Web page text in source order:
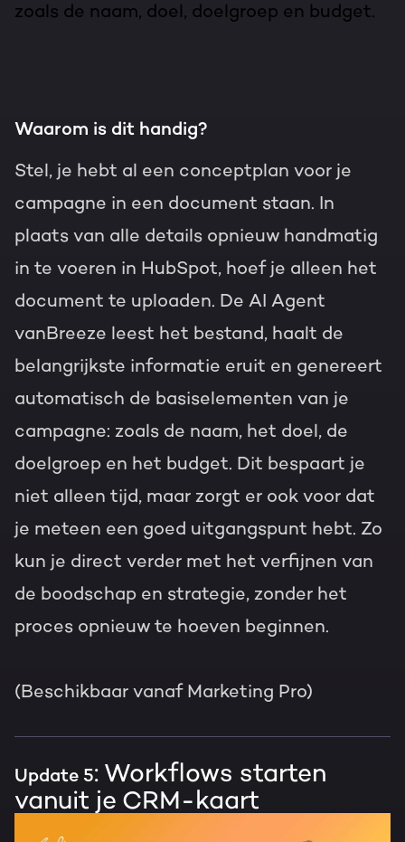
zoals de naam, doel, doelgroep en budget.
Waarom is dit handig?
Stel, je hebt al een conceptplan voor je
campagne in een document staan. In
plaats van alle details opnieuw handmatig
in te voeren in HubSpot, hoef je alleen het
document te uploaden. De AI Agent
vanBreeze leest het bestand, haalt de
belangrijkste informatie eruit en genereert
automatisch de basiselementen van je
campagne: zoals de naam, het doel, de
doelgroep en het budget. Dit bespaart je
niet alleen tijd, maar zorgt er ook voor dat
je meteen een goed uitgangspunt hebt. Zo
kun je direct verder met het verfijnen van
de boodschap en strategie, zonder het
proces opnieuw te hoeven beginnen.
(Beschikbaar vanaf Marketing Pro)
Update 5: Workflows starten
vanuit je CRM-kaart